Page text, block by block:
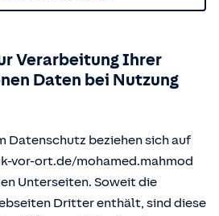
Verarbeitung Ihrer
Daten bei Nutzung
Datenschutz beziehen sich auf
vor-ort.de/mohamed.mahmod
Unterseiten. Soweit die
Dritter enthält, sind diese